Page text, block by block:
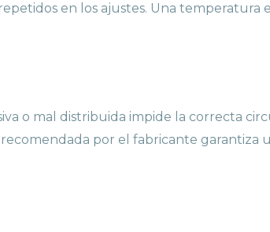
en los ajustes. Una temperatura
o mal distribuida impide la correcta
por el fabricante garantiza